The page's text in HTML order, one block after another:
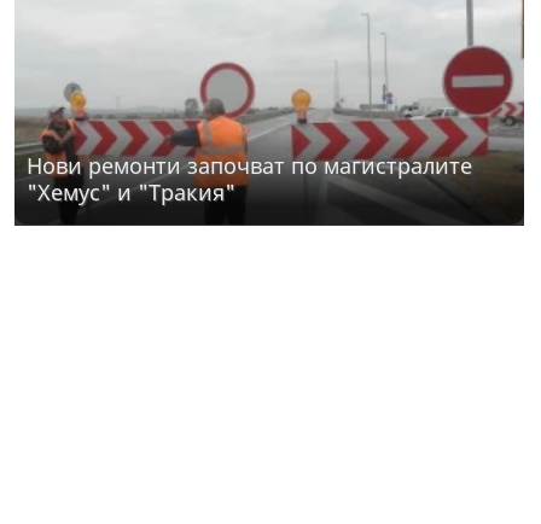
Нови ремонти започват по магистралите
"Хемус" и "Тракия"